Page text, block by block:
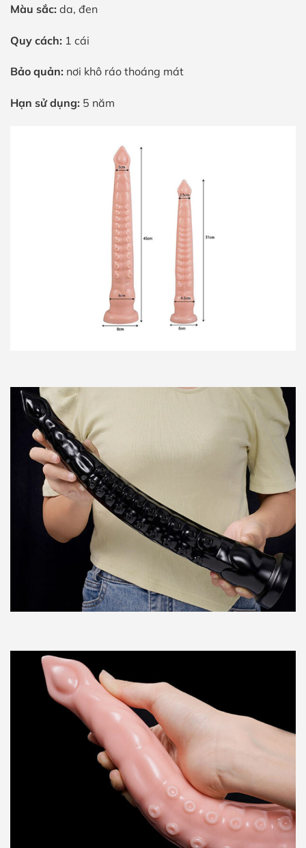
Màu sắc: da, đen
Quy cách: 1 cái
Bảo quản: nơi khô ráo thoáng mát
Hạn sử dụng: 5 năm